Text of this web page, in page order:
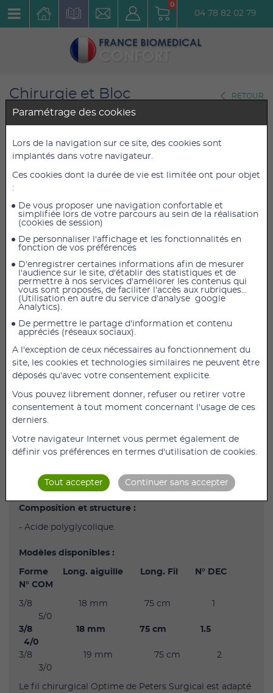
0
04 78 82 02 79
Chirurgie et Bloc
Opératoire
Gamme Sutures
RETOUR
Suture Optime-3/8 - 18 mm -
75 cm - 1.5 - 4/0
5,17 €TTC
4,31 €HT 4,31 € HT
AJOUTER AU PANIER
Suture Optime-3/8 - 18 mm - 75 cm - 1.5 - 4/0
- Suture résorbable Optime Perters Surgical
- Fil suture résorbable Optime Peters Surgical,
résistance élevée et résorbtion modérée.
- Très bonne tenue aux noeuds.
- Souplesse grâce à une structure fine de la tresse et à
une enduction légère.
- Temps de résistance = 28/35 jours
- Biocompatibilité exemplaire
Composition et structure :
- Acide polyglycolique.
Modèles disponibles :
Forme Long. aiguille Long. Fil N° DEC
N° COM
3/8 18 mm 75 cm 1
5/0
3/8 18 mm 75 cm 1.5
4/0
3/8 19 mm 75 cm 2
3/0
Le fil chirurgical Optime de Peters Surgical est adapté
Paramétrage des cookies
Lors de la navigation sur ce site, des cookies sont
implantés dans votre navigateur.
Ces cookies dont la durée de vie est limitée ont pour objet
:
De vous proposer une navigation confortable et
simplifiée lors de votre parcours au sein de la réalisation
(cookies de session)
De personnaliser l'affichage et les fonctionnalités en
fonction de vos préférences
D'enregistrer certaines informations afin de mesurer
l'audience sur le site, d'établir des statistiques et de
permettre à nos services d'améliorer les contenus qui
vous sont proposés, de faciliter l'accès aux rubriques...
(Utilisation en autre du service d'analyse google
Analytics).
De permettre le partage d'information et contenu
appréciés (réseaux sociaux).
A l'exception de ceux nécessaires au fonctionnement du
site, les cookies et technologies similaires ne peuvent être
déposés qu'avec votre consentement explicite.
Vous pouvez librement donner, refuser ou retirer votre
consentement à tout moment concernant l'usage de ces
derniers.
Votre navigateur Internet vous permet également de
définir vos préférences en termes d'utilisation de cookies.
Tout accepter Continuer sans accepter